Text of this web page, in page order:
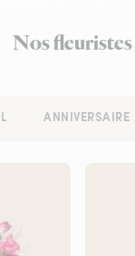
Nos
ANNIVERSAIRE